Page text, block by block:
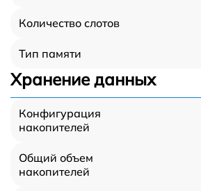
Количество слотов
Тип памяти
Хранение данных
Конфигурация
накопителей
Общий объем
накопителей